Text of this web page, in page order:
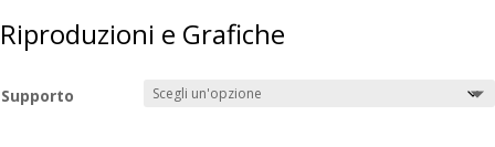
Riproduzioni e Grafiche
Supporto